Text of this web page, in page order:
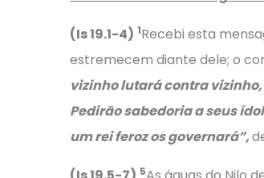
(Is 19.1-4) 1Recebi esta
estremecem diante dele; o
vizinho lutará contra
Pedirão sabedoria a seus
um rei feroz os governará”,
5